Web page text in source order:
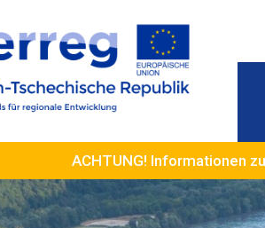
ACHTUNG! Informationen